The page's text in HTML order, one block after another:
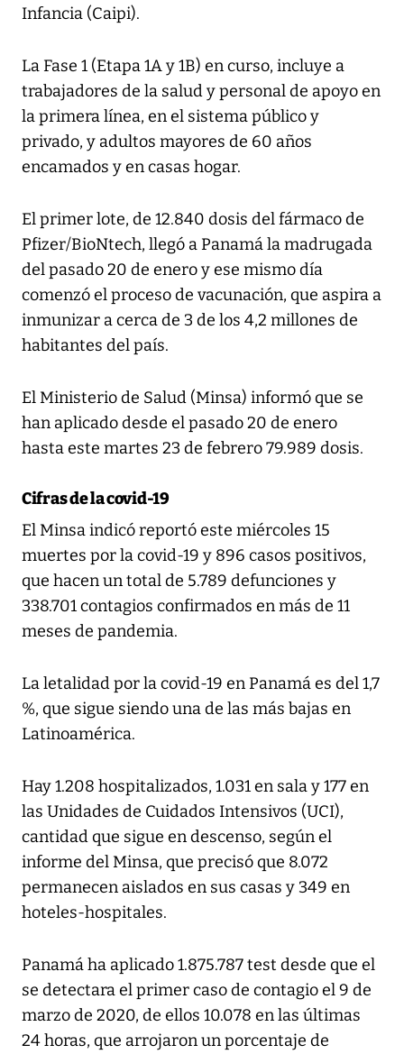
Infancia (Caipi).
La Fase 1 (Etapa 1A y 1B) en curso, incluye a
trabajadores de la salud y personal de apoyo en
la primera línea, en el sistema público y
privado, y adultos mayores de 60 años
encamados y en casas hogar.
El primer lote, de 12.840 dosis del fármaco de
Pfizer/BioNtech, llegó a Panamá la madrugada
del pasado 20 de enero y ese mismo día
comenzó el proceso de vacunación, que aspira a
inmunizar a cerca de 3 de los 4,2 millones de
habitantes del país.
El Ministerio de Salud (Minsa) informó que se
han aplicado desde el pasado 20 de enero
hasta este martes 23 de febrero 79.989 dosis.
Cifras de la covid-19
El Minsa indicó reportó este miércoles 15
muertes por la covid-19 y 896 casos positivos,
que hacen un total de 5.789 defunciones y
338.701 contagios confirmados en más de 11
meses de pandemia.
La letalidad por la covid-19 en Panamá es del 1,7
%, que sigue siendo una de las más bajas en
Latinoamérica.
Hay 1.208 hospitalizados, 1.031 en sala y 177 en
las Unidades de Cuidados Intensivos (UCI),
cantidad que sigue en descenso, según el
informe del Minsa, que precisó que 8.072
permanecen aislados en sus casas y 349 en
hoteles-hospitales.
Panamá ha aplicado 1.875.787 test desde que el
se detectara el primer caso de contagio el 9 de
marzo de 2020, de ellos 10.078 en las últimas
24 horas, que arrojaron un porcentaje de